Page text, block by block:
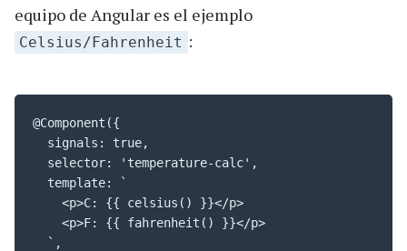
equipo de Angular es el ejemplo
Celsius/Fahrenheit :
@Component({
  signals: true,
  selector: 'temperature-calc',
  template: `
    <p>C: {{ celsius() }}</p>
    <p>F: {{ fahrenheit() }}</p>
  `,